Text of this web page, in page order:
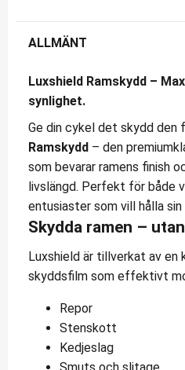
ALLMÄNT
Luxshield Ramskydd –
synlighet.
Ge din cykel det skydd den
Ramskydd – den
som bevarar ramens finish
livslängd. Perfekt för både
entusiaster som vill hålla
Skydda ramen –
Luxshield är tillverkat av en
skyddsfilm som effektivt
Repor
Stenskott
Kedjeslag